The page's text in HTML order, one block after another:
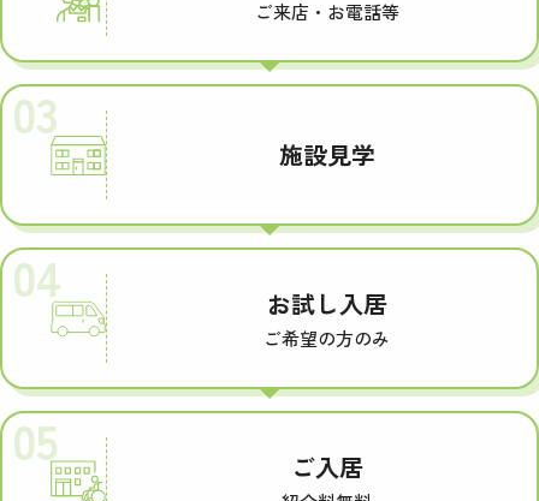
ご来店・お電話等
03
施設見学
04 お試し入居
ご希望の方のみ
05 ご入居